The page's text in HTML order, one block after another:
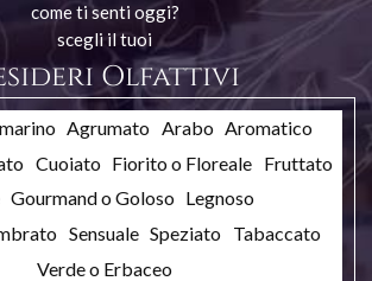
come ti senti oggi?
scegli il tuoi
Olfattivi
Agrumato Arabo Aromatico
Cuoiato Fiorito o Floreale Fruttato
Gourmand o Goloso Legnoso
Sensuale Speziato Tabaccato
Verde o Erbaceo